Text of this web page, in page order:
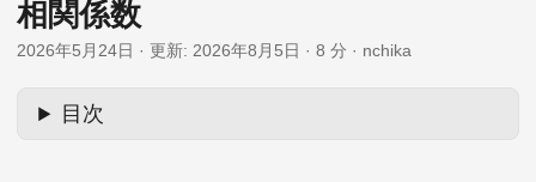
相関係数
2026年5月24日 · 更新: 2026年8月5日 · 8 分 · nchika
目次